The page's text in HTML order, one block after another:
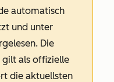
automatisch
und unter
Die
gilt als offizielle
die aktuellsten